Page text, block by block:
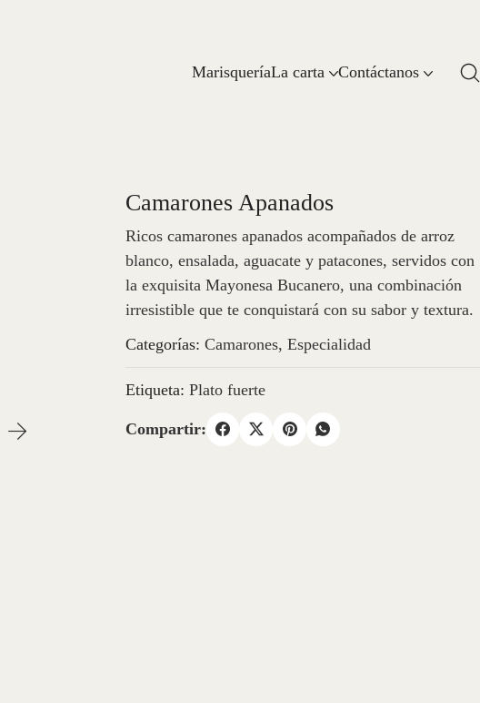
MarisqueríaLa carta Contáctanos
Camarones Apanados
Ricos camarones apanados acompañados de arroz
blanco, ensalada, aguacate y patacones, servidos con
la exquisita Mayonesa Bucanero, una combinación
irresistible que te conquistará con su sabor y textura.
Categorías: Camarones, Especialidad
Etiqueta: Plato fuerte
Compartir: